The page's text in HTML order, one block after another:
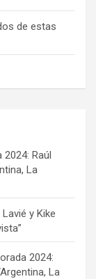
de estas
2024: Raúl
La
y Kike
2024:
La